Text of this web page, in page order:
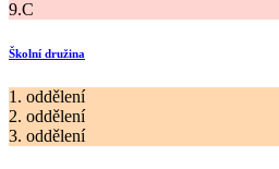
9.C
Školní družina
1. oddělení
2. oddělení
3. oddělení